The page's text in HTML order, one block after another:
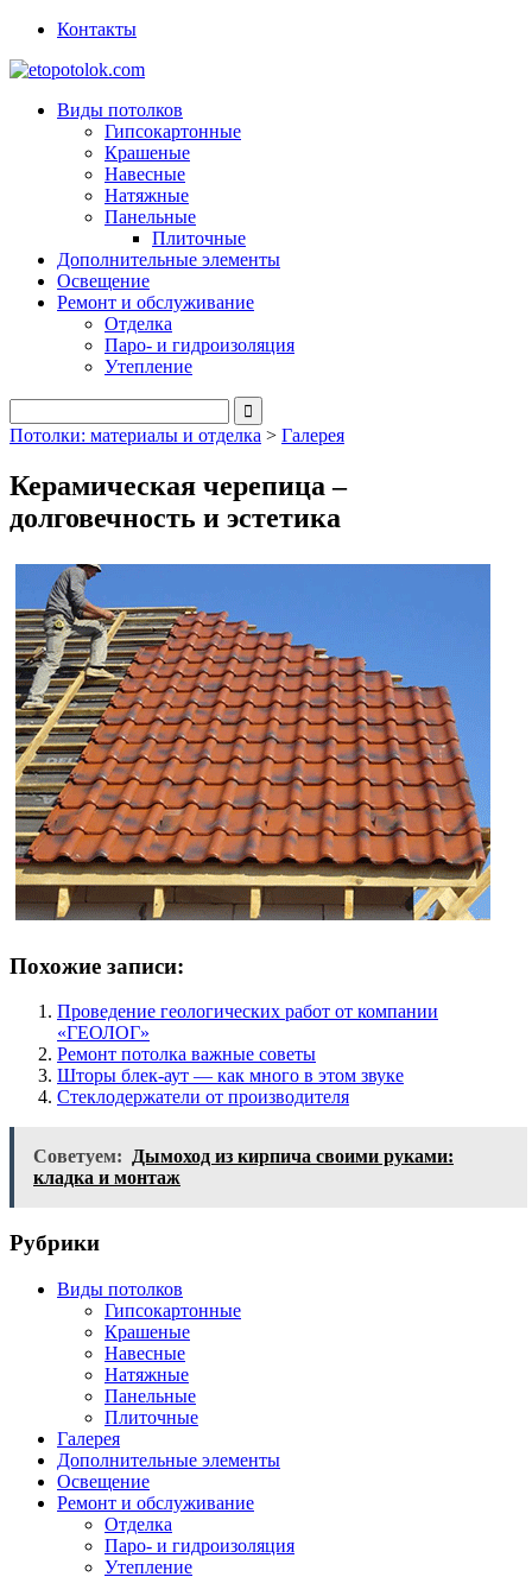
Контакты
Виды потолков
Гипсокартонные
Крашеные
Навесные
Натяжные
Панельные
Плиточные
Дополнительные элементы
Освещение
Ремонт и обслуживание
Отделка
Паро- и гидроизоляция
Утепление
Потолки: материалы и отделка > Галерея
Керамическая черепица –
долговечность и эстетика
Похожие записи:
Проведение геологических работ от компании
«ГЕОЛОГ»
Ремонт потолка важные советы
Шторы блек-аут — как много в этом звуке
Стеклодержатели от производителя
Советуем:
Дымоход из кирпича своими руками:
кладка и монтаж
Рубрики
Виды потолков
Гипсокартонные
Крашеные
Навесные
Натяжные
Панельные
Плиточные
Галерея
Дополнительные элементы
Освещение
Ремонт и обслуживание
Отделка
Паро- и гидроизоляция
Утепление